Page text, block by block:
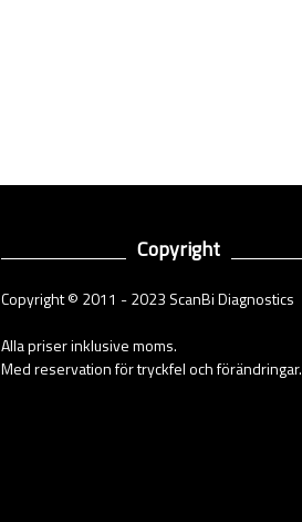
Copyright
Copyright © 2011 - 2023 ScanBi Diagnostics
Alla priser inklusive moms.
Med reservation för tryckfel och förändringar.